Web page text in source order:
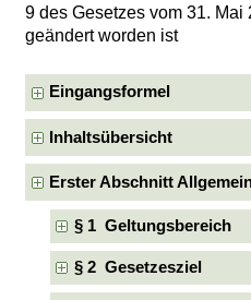
9 des Gesetzes vom 31.
geändert worden ist
Eingangsformel
Inhaltsübersicht
Erster Abschnitt
§ 1 Geltungsbereich
§ 2 Gesetzesziel